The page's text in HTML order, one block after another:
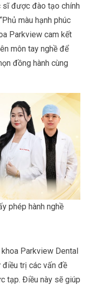
sĩ được đào tạo chính
màu hạnh phúc
Parkview cam kết
môn tay nghề để
đồng hành cùng
phép hành nghề
khoa Parkview Dental
trị các vấn đề
tạp. Điều này sẽ giúp